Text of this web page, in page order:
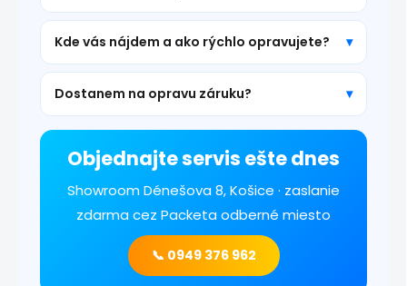
Kde vás nájdem a ako rýchlo opravujete?
Dostanem na opravu záruku?
Objednajte servis ešte dnes
Showroom Dénešova 8, Košice · zaslanie
zdarma cez Packeta odberné miesto
📞 0949 376 962